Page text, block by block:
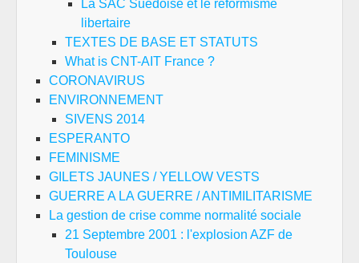
La SAC Suédoise et le réformisme
libertaire
TEXTES DE BASE ET STATUTS
What is CNT-AIT France ?
CORONAVIRUS
ENVIRONNEMENT
SIVENS 2014
ESPERANTO
FEMINISME
GILETS JAUNES / YELLOW VESTS
GUERRE A LA GUERRE / ANTIMILITARISME
La gestion de crise comme normalité sociale
21 Septembre 2001 : l'explosion AZF de
Toulouse